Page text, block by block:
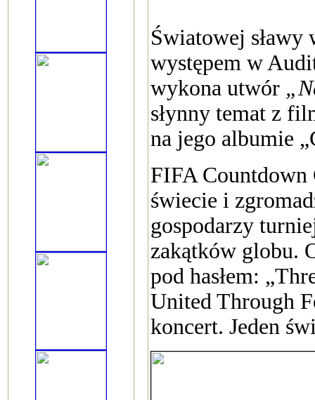
Światowej sławy
występem w
wykona utwór
słynny temat z
na jego albumie
FIFA Countdown
świecie i
gospodarzy
zakątków globu.
pod hasłem:
United Through
koncert. Jeden